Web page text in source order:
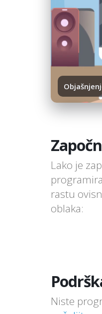
Lako je
rastu
oblaka:
Niste